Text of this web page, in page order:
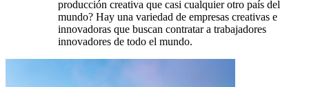
producción creativa que casi cualquier otro país del
mundo? Hay una variedad de empresas creativas e
innovadoras que buscan contratar a trabajadores
innovadores de todo el mundo.